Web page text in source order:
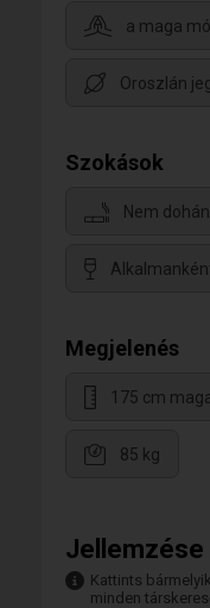
a maga
Oroszlán
Szokások
Nem
Megjelenés
175 cm
85 kg
Jellemzése
Kattints
minden